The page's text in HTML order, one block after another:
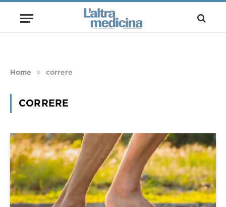
Home » correre
CORRERE